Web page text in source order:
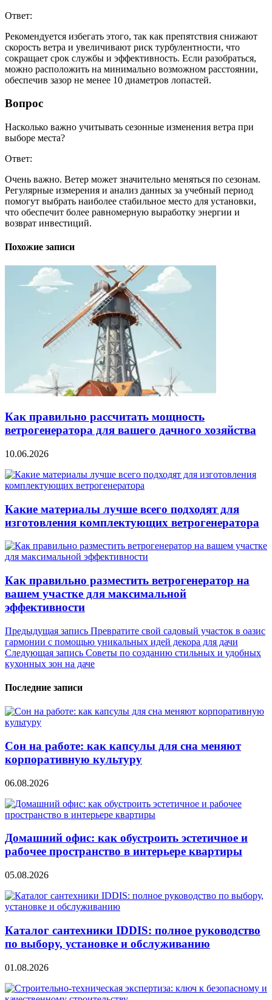
Ответ:
Рекомендуется избегать этого, так как препятствия снижают
скорость ветра и увеличивают риск турбулентности, что
сокращает срок службы и эффективность. Если разобраться,
можно расположить на минимально возможном расстоянии,
обеспечив зазор не менее 10 диаметров лопастей.
Вопрос
Насколько важно учитывать сезонные изменения ветра при
выборе места?
Ответ:
Очень важно. Ветер может значительно меняться по сезонам.
Регулярные измерения и анализ данных за учебный период
помогут выбрать наиболее стабильное место для установки,
что обеспечит более равномерную выработку энергии и
возврат инвестиций.
Похожие записи
Как правильно рассчитать мощность
ветрогенератора для вашего дачного хозяйства
10.06.2026
Какие материалы лучше всего подходят для
изготовления комплектующих ветрогенератора
Как правильно разместить ветрогенератор на
вашем участке для максимальной
эффективности
Навигация
по
записям
Предыдущая запись Превратите свой садовый участок в оазис
гармонии с помощью уникальных идей декора для дачи
Следующая запись Советы по созданию стильных и удобных
кухонных зон на даче
Последние записи
Сон на работе: как капсулы для сна меняют
корпоративную культуру
06.08.2026
Домашний офис: как обустроить эстетичное и
рабочее пространство в интерьере квартиры
05.08.2026
Каталог сантехники IDDIS: полное руководство
по выбору, установке и обслуживанию
01.08.2026